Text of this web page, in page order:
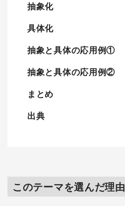
抽象化
具体化
抽象と具体の応用例①
抽象と具体の応用例②
まとめ
出典
このテーマを選んだ理由